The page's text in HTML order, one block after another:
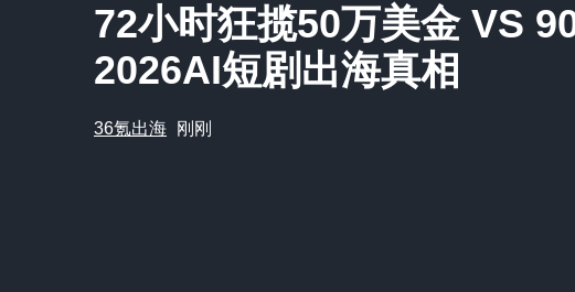
72小时狂揽50万美金 VS
2026AI短剧出海真相
36氪出海 刚刚